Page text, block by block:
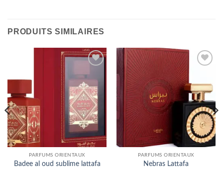
PRODUITS SIMILAIRES
à la liste
d’envies
PARFUMS ORIENTAUX
Badee al oud sublime lattafa
d’envies
PARFUMS ORIENTAUX
Nebras Lattafa